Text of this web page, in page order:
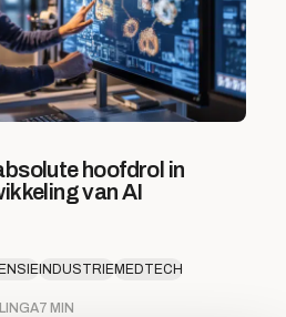
hoofdrol in
van AI
INDUSTRIEMEDTECH
7 MIN